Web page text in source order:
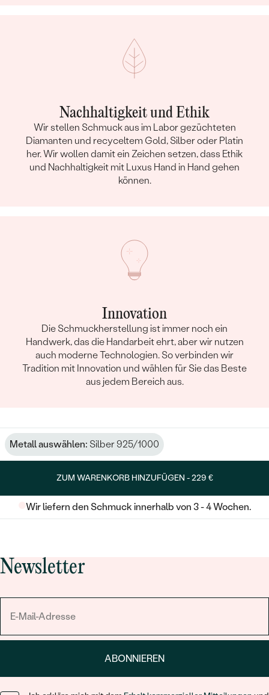
Nachhaltigkeit und Ethik
Wir stellen Schmuck aus im Labor gezüchteten
Diamanten und recyceltem Gold, Silber oder Platin
her. Wir wollen damit ein Zeichen setzen, dass Ethik
und Nachhaltigkeit mit Luxus Hand in Hand gehen
können.
Innovation
Die Schmuckherstellung ist immer noch ein
Handwerk, das die Handarbeit ehrt, aber wir nutzen
auch moderne Technologien. So verbinden wir
Tradition mit Innovation und wählen für Sie das Beste
aus jedem Bereich aus.
Metall auswählen: Silber 925/1000
ZUM WARENKORB HINZUFÜGEN -229 €
Wir liefern den Schmuck innerhalb von 3 - 4 Wochen.
Newsletter
ABONNIEREN